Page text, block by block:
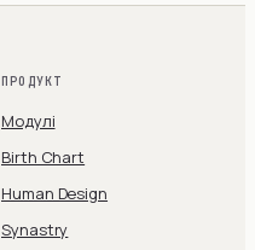
ПРОДУКТ
Модулі
Birth Chart
Human Design
Synastry